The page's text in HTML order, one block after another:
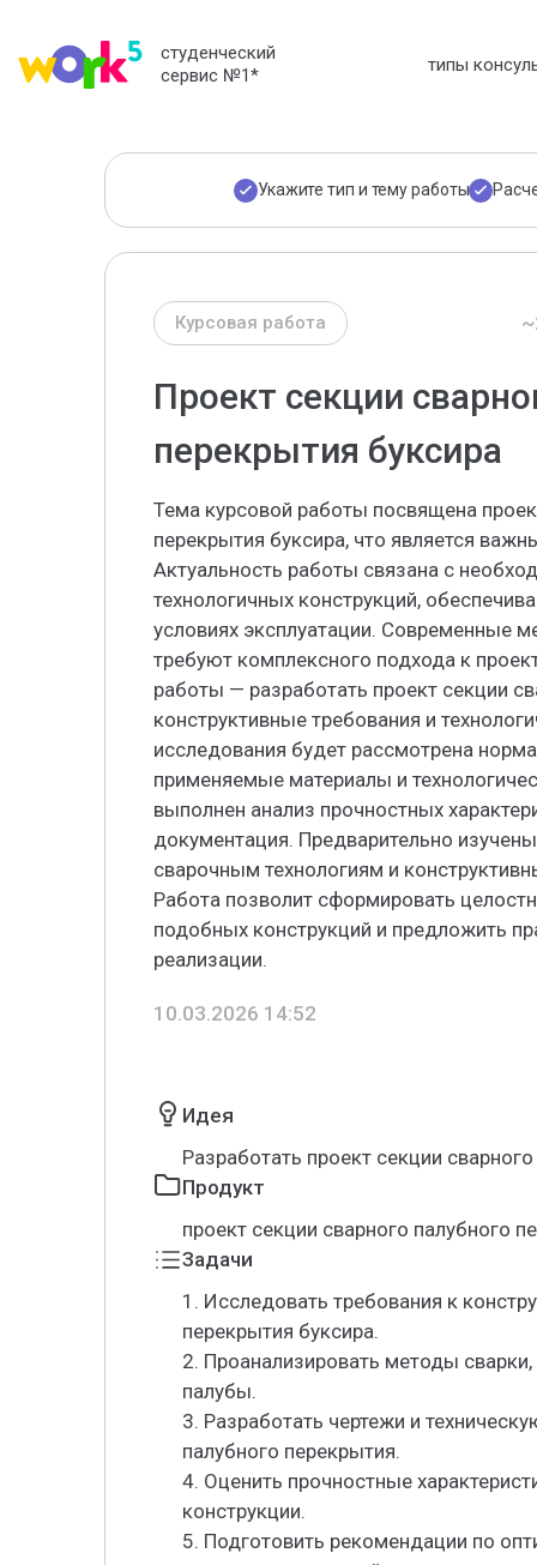
студенческий
сервис №1* типы
Укажите тип и тему работы
Курсовая работа
Проект секции
перекрытия буксира
Тема курсовой работы посвящена
перекрытия буксира, что является
Актуальность работы связана с
технологичных конструкций,
условиях эксплуатации. Современные
требуют комплексного подхода к
работы — разработать проект секции
конструктивные требования и
исследования будет рассмотрена
применяемые материалы и
выполнен анализ прочностных
документация. Предварительно
сварочным технологиям и
Работа позволит сформировать
подобных конструкций и предложить
реализации.
10.03.2026 14:52
Идея
Разработать проект секции
Продукт
проект секции сварного палубного
Задачи
1. Исследовать требования к
перекрытия буксира.
2. Проанализировать методы
палубы.
3. Разработать чертежи и
палубного перекрытия.
4. Оценить прочностные
конструкции.
5. Подготовить рекомендации по